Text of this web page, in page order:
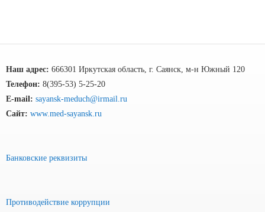
Наш адрес: 666301 Иркутская область, г. Саянск, м-н Южный 120
Телефон: 8(395-53) 5-25-20
E-mail: sayansk-meduch@irmail.ru
Сайт: www.med-sayansk.ru
Банковские реквизиты
Противодействие коррупции